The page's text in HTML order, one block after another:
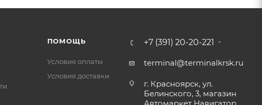
ПОМОЩЬ
Условия оплаты
Условия доставки
+7 (391) 20-20-221
terminal@terminalkrsk.ru
г. Красноярск, ул.
Белинского, 3, магазин